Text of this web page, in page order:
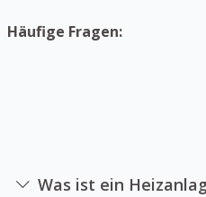
Häufige Fragen:
Was ist ein Heizanlagennotdienst und wofür